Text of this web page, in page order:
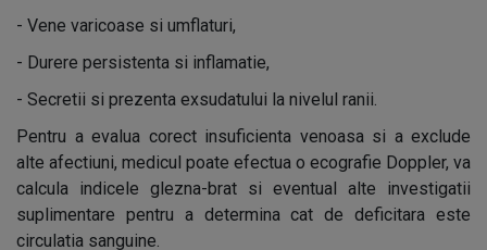
- Vene varicoase si umflaturi,
- Durere persistenta si inflamatie,
- Secretii si prezenta exsudatului la nivelul ranii.
Pentru a evalua corect insuficienta venoasa si a exclude
alte afectiuni, medicul poate efectua o ecografie Doppler, va
calcula indicele glezna-brat si eventual alte investigatii
suplimentare pentru a determina cat de deficitara este
circulatia sanguine.